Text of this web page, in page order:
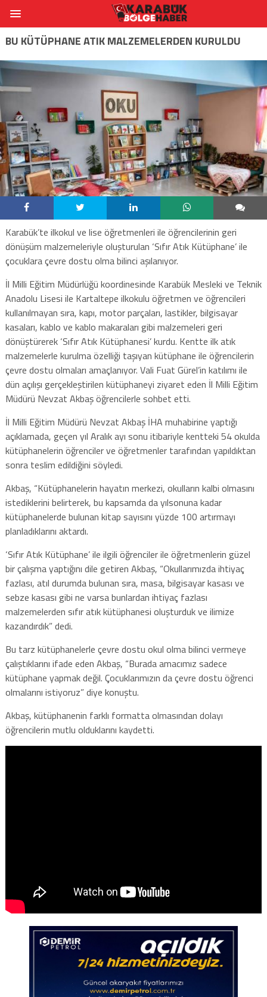
BU KÜTÜPHANE ATIK MALZEMELERDEN KURULDU
Karabük’te ilkokul ve lise öğretmenleri ile öğrencilerinin geri
dönüşüm malzemeleriyle oluşturulan ‘Sıfır Atık Kütüphane’ ile
çocuklara çevre dostu olma bilinci aşılanıyor.
İl Milli Eğitim Müdürlüğü koordinesinde Karabük Mesleki ve Teknik
Anadolu Lisesi ile Kartaltepe ilkokulu öğretmen ve öğrencileri
kullanılmayan sıra, kapı, motor parçaları, lastikler, bilgisayar
kasaları, kablo ve kablo makaraları gibi malzemeleri geri
dönüştürerek ‘Sıfır Atık Kütüphanesi’ kurdu. Kentte ilk atık
malzemelerle kurulma özelliği taşıyan kütüphane ile öğrencilerin
çevre dostu olmaları amaçlanıyor. Vali Fuat Gürel’in katılımı ile
dün açılışı gerçekleştirilen kütüphaneyi ziyaret eden İl Milli Eğitim
Müdürü Nevzat Akbaş öğrencilerle sohbet etti.
İl Milli Eğitim Müdürü Nevzat Akbaş İHA muhabirine yaptığı
açıklamada, geçen yıl Aralık ayı sonu itibariyle kentteki 54 okulda
kütüphanelerin öğrenciler ve öğretmenler tarafından yapıldıktan
sonra teslim edildiğini söyledi.
Akbaş, “Kütüphanelerin hayatın merkezi, okulların kalbi olmasını
istediklerini belirterek, bu kapsamda da yılsonuna kadar
kütüphanelerde bulunan kitap sayısını yüzde 100 artırmayı
planladıklarını aktardı.
‘Sıfır Atık Kütüphane’ ile ilgili öğrenciler ile öğretmenlerin güzel
bir çalışma yaptığını dile getiren Akbaş, “Okullarımızda ihtiyaç
fazlası, atıl durumda bulunan sıra, masa, bilgisayar kasası ve
sebze kasası gibi ne varsa bunlardan ihtiyaç fazlası
malzemelerden sıfır atık kütüphanesi oluşturduk ve ilimize
kazandırdık” dedi.
Bu tarz kütüphanelerle çevre dostu okul olma bilinci vermeye
çalıştıklarını ifade eden Akbaş, “Burada amacımız sadece
kütüphane yapmak değil. Çocuklarımızın da çevre dostu öğrenci
olmalarını istiyoruz” diye konuştu.
Akbaş, kütüphanenin farklı formatta olmasından dolayı
öğrencilerin mutlu olduklarını kaydetti.